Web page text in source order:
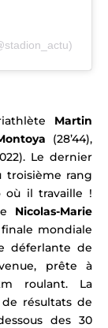
Martin
(28’44),
Le dernier
troisième rang
où il travaille !
Nicolas-Marie
mondiale
déferlante de
prête à
roulant. La
résultats de
des 30